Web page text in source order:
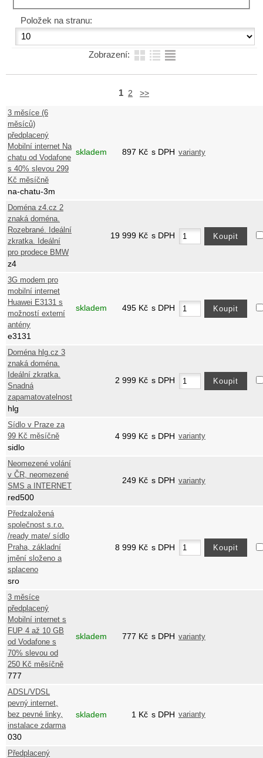
Položek na stranu:
Zobrazení:
1 2 >>
3 měsíce (6
měsíců)
předplacený
Mobilní internet Na
chatu od Vodafone
s 40% slevou 299
Kč měsíčně
na-chatu-3m
skladem 897 Kč s DPH varianty
Doména z4.cz 2
znaká doména.
Rozebrané. Ideální
zkratka. Ideální
pro prodece BMW
z4
19 999 Kč s DPH
3G modem pro
mobilní internet
Huawei E3131 s
možností externí
antény
e3131
skladem 495 Kč s DPH
Doména hlg.cz 3
znaká doména.
Ideální zkratka.
Snadná
zapamatovatelnost
hlg
2 999 Kč s DPH
Sídlo v Praze za
99 Kč měsíčně
sidlo
4 999 Kč s DPH varianty
Neomezené volání
v ČR, neomezené
SMS a INTERNET
red500
249 Kč s DPH varianty
Předzaložená
společnost s.r.o.
/ready mate/ sídlo
Praha, základní
jmění složeno a
splaceno
sro
8 999 Kč s DPH
3 měsíce
předplacený
Mobilní internet s
FUP 4 až 10 GB
od Vodafone s
70% slevou od
250 Kč měsíčně
777
skladem 777 Kč s DPH varianty
ADSL/VDSL
pevný internet,
bez pevné linky,
instalace zdarma
030
skladem 1 Kč s DPH varianty
Předplacený